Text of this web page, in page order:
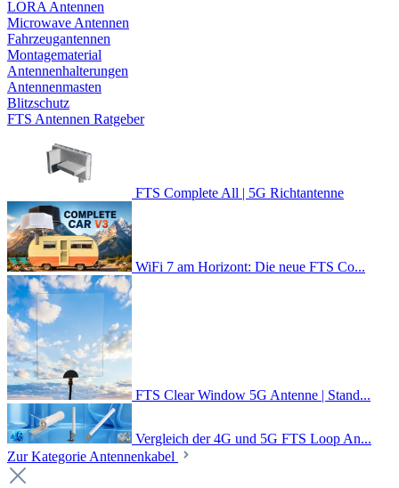
LORA Antennen
Microwave Antennen
Fahrzeugantennen
Montagematerial
Antennenhalterungen
Antennenmasten
Blitzschutz
FTS Antennen Ratgeber
FTS Complete All | 5G Richtantenne
WiFi 7 am Horizont: Die neue FTS Co...
FTS Clear Window 5G Antenne | Stand...
Vergleich der 4G und 5G FTS Loop An...
Zur Kategorie Antennenkabel